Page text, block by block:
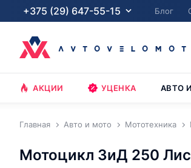
+375 (29) 647-55-15 Блог
АКЦИИ УЦЕНКА АВТО
Главная Авто и мото Мототехника
Мотоцикл ЗиД 250 Лис